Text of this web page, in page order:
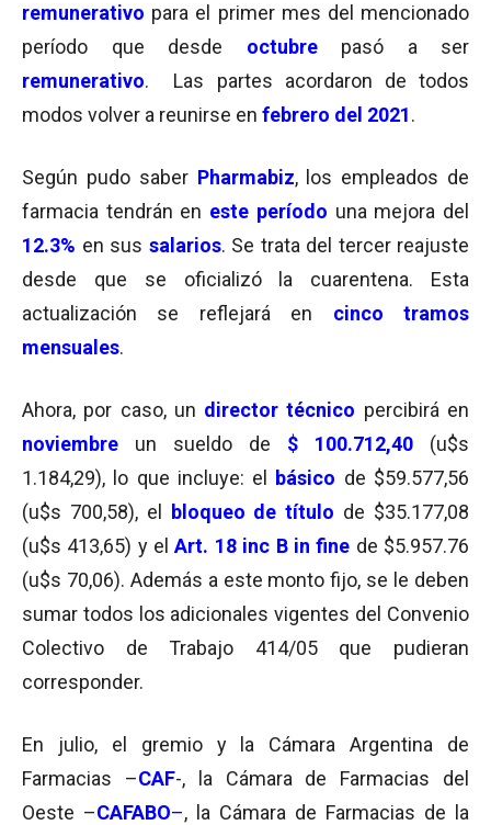
remunerativo para el primer mes del mencionado
período que desde octubrepasó a ser
remunerativo. Las partes acordaron de todos
modos volver a reunirse en febrero del 2021.
Según pudo saber Pharmabiz, los empleados de
farmacia tendrán en este período una mejora del
12.3% en sus salarios. Se trata del tercer reajuste
desde que se oficializó la cuarentena. Esta
actualización se reflejará en cinco tramos
mensuales.
Ahora, por caso, un director técnico percibirá en
noviembre un sueldo de $ 100.712,40 (u$s
1.184,29), lo que incluye: el
básico de $59.577,56
(u$s 700,58), el
bloqueo de título de $35.177,08
(u$s 413,65) y elArt. 18 inc B in fine de $5.957.76
(u$s 70,06). Además a este monto fijo, se le deben
sumar todos los adicionales vigentes del Convenio
Colectivo de Trabajo 414/05 que pudieran
corresponder.
En julio, el gremio y la Cámara Argentina de
Farmacias –CAF-, la Cámara de Farmacias del
Oeste –CAFABO–, la Cámara de Farmacias de la